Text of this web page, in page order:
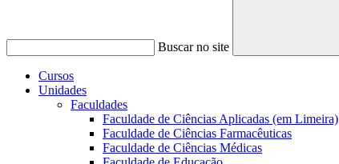
Buscar no site
Cursos
Unidades
Faculdades
Faculdade de Ciências Aplicadas (em Limeira)
Faculdade de Ciências Farmacêuticas
Faculdade de Ciências Médicas